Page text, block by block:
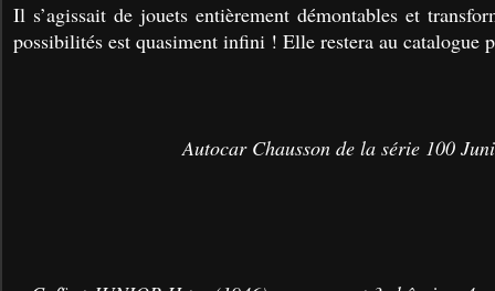
Il s’agissait de jouets entièrement démontables et
possibilités est quasiment infini ! Elle restera au catalogue
Autocar Chausson de la série 100